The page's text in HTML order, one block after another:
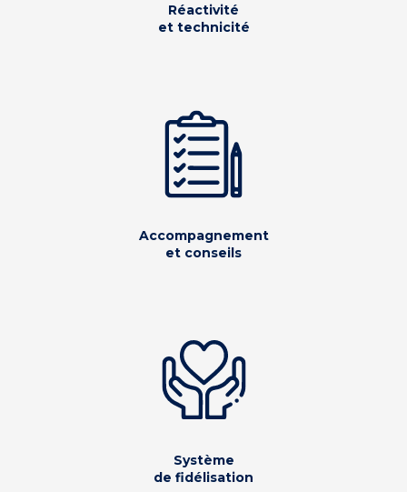
Réactivité
et technicité
Accompagnement
et conseils
Système
de fidélisation